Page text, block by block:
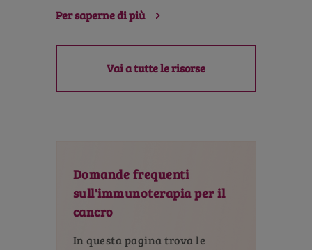
Per saperne di più
Vai a tutte le risorse
Domande frequenti
sull'immunoterapia per il
cancro
In questa pagina trova le